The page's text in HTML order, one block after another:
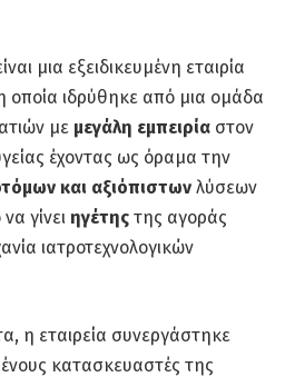
μια εξειδικευμένη εταιρία
οποία ιδρύθηκε από μια ομάδα
με μεγάλη εμπειρία στον
έχοντας ως όραμα την
και αξιόπιστων λύσεων
γίνει ηγέτης της αγοράς
ιατροτεχνολογικών
η εταιρεία συνεργάστηκε
κατασκευαστές της